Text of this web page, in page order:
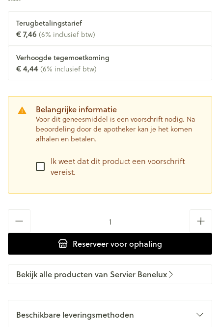
Terugbetalingstarief
€ 7,46 (6% inclusief btw)
Verhoogde tegemoetkoming
€ 4,44(6% inclusief btw)
Belangrijke informatie
Voor dit geneesmiddel is een voorschrift nodig. Na
beoordeling door de apotheker kan je het komen
afhalen en betalen.
Ik weet dat dit product een voorschrift
vereist.
Reserveervoor ophaling
Bekijk alle producten van Servier Benelux
Beschikbare leveringsmethoden